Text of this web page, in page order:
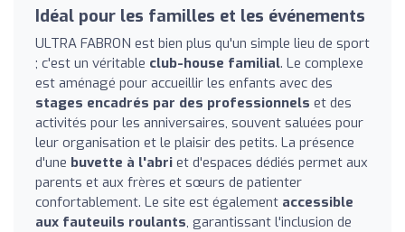
Idéal pour les familles et les événements
ULTRA FABRON est bien plus qu'un simple lieu de sport
; c'est un véritable club-house familial. Le complexe
est aménagé pour accueillir les enfants avec des
stages encadrés par des professionnels et des
activités pour les anniversaires, souvent saluées pour
leur organisation et le plaisir des petits. La présence
d'une buvette à l'abri et d'espaces dédiés permet aux
parents et aux frères et sœurs de patienter
confortablement. Le site est également accessible
aux fauteuils roulants, garantissant l'inclusion de